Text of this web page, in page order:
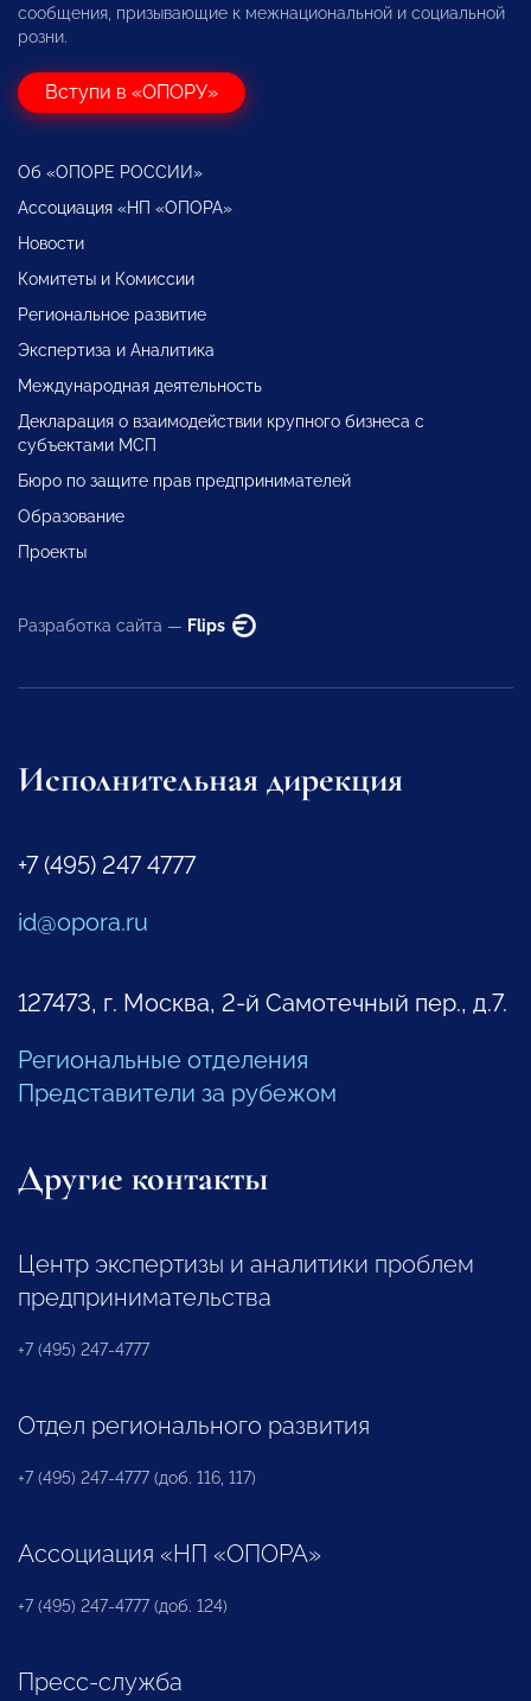
сообщения, призывающие к межнациональной и социальной
розни.
Вступи в «ОПОРУ»
Об «ОПОРЕ РОССИИ»
Ассоциация «НП «ОПОРА»
Новости
Комитеты и Комиссии
Региональное развитие
Экспертиза и Аналитика
Международная деятельность
Декларация о взаимодействии крупного бизнеса с
субъектами МСП
Бюро по защите прав предпринимателей
Образование
Проекты
Разработка сайта — Flips
Исполнительная дирекция
+7 (495) 247 4777
id@opora.ru
127473, г. Москва, 2-й Самотечный пер., д.7.
Региональные отделения
Представители за рубежом
Другие контакты
Центр экспертизы и аналитики проблем
предпринимательства
+7 (495) 247-4777
Отдел регионального развития
+7 (495) 247-4777 (доб. 116, 117)
Ассоциация «НП «ОПОРА»
+7 (495) 247-4777 (доб. 124)
Пресс-служба